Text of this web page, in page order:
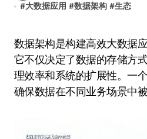
#大数据应用 #数据架构 #生态
数据架构是构建高效大数据应用生态的核心基础。
它不仅决定了数据的存储方
理效率和系统的扩展性。一
确保数据在不同业务场景中